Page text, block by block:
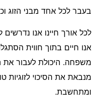
בעבר לכל אחד מבני הזוג
לכל אורך חיינו אנו נדרשים
אנו חיים בתוך חווית
משפחה. היכולת לעבור את
מנבאת את הסיכוי
ומתחשבת.